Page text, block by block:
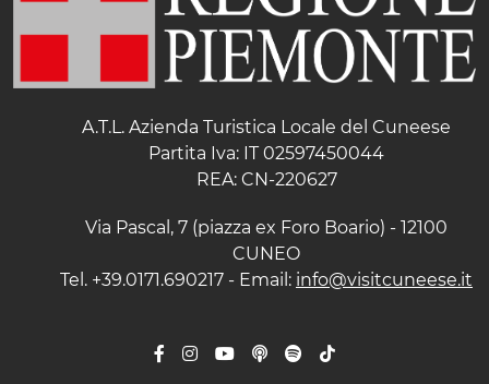
A.T.L. Azienda Turistica Locale del Cuneese
Partita Iva: IT 02597450044
REA: CN-220627
Via Pascal, 7 (piazza ex Foro Boario) - 12100
CUNEO
Tel. +39.0171.690217 - Email: info@visitcuneese.it